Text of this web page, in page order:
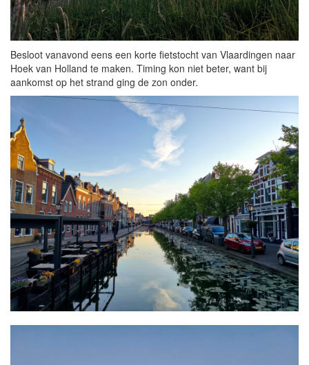
Besloot vanavond eens een korte fietstocht van Vlaardingen naar
Hoek van Holland te maken. Timing kon niet beter, want bij
aankomst op het strand ging de zon onder.